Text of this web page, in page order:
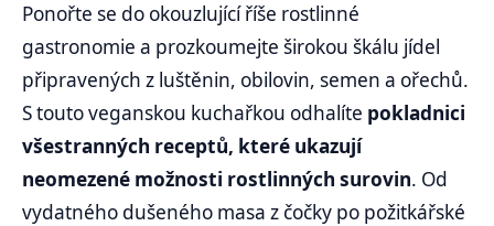
Ponořte se do okouzlující říše rostlinné
gastronomie a prozkoumejte širokou škálu jídel
připravených z luštěnin, obilovin, semen a ořechů.
S touto veganskou kuchařkou odhalíte pokladnici
všestranných receptů, které ukazují
neomezené možnosti rostlinných surovin. Od
vydatného dušeného masa z čočky po požitkářské